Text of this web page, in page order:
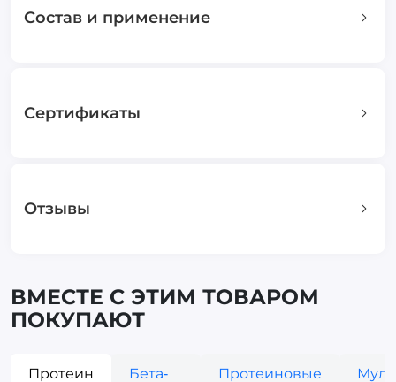
Состав и применение
Сертификаты
Отзывы
ВМЕСТЕ С ЭТИМ ТОВАРОМ
ПОКУПАЮТ
Протеин
Бета-
Протеиновые